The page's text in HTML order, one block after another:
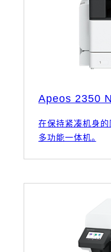
Apeos 2350
在保持紧凑机身的
多功能一体机。